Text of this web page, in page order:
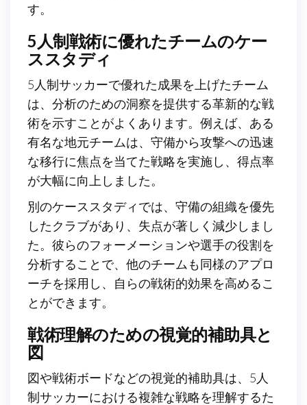
す。
5人制戦術に優れたチームのケー
ススタディ
5人制サッカーで優れた成果を上げたチーム
は、分析のための洞察を提供する革新的な戦
術を示すことがよくあります。例えば、ある
有名な地元チームは、守備から攻撃への迅速
な移行に焦点を当てた戦略を実施し、得点率
が大幅に向上しました。
別のケーススタディでは、守備の組織を優先
したクラブがあり、失点が著しく減少しまし
た。彼らのフォーメーションや選手の役割を
分析することで、他のチームも同様のアプロ
ーチを採用し、自らの戦術的効果を高めるこ
とができます。
戦術理解のための視覚的補助具と
図
図や戦術ボードなどの視覚的補助具は、5人
制サッカーにおける複雑な戦略を理解するた